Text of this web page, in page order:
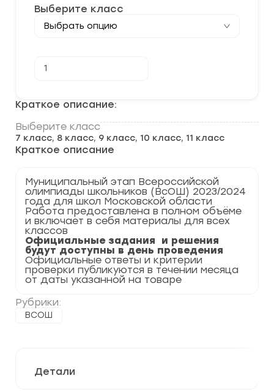
Краткое описание:
Выберите класс
7 класс, 8 класс, 9 класс, 10 класс, 11 класс
Краткое описание
Муниципальный этап Всероссийской
олимпиады школьников (ВсОШ) 2023/2024
года для школ Московской области
Работа предоставлена в полном объёме
и включает в себя материалы для всех
классов
Официальные задания и решения
будут доступны в день проведения
Официальные ответы и критерии
проверки публикуются в течении месяца
от даты указанной на товаре
Рубрики:
ВСОШ
Выберите класс
товара
по
2023-
2024
учебный
область
50
регион
Детали